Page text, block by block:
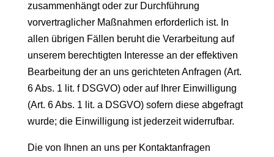
zusammenhängt oder zur Durchführung
vorvertraglicher Maßnahmen erforderlich ist. In
allen übrigen Fällen beruht die Verarbeitung auf
unserem berechtigten Interesse an der effektiven
Bearbeitung der an uns gerichteten Anfragen (Art.
6 Abs. 1 lit. f DSGVO) oder auf Ihrer Einwilligung
(Art. 6 Abs. 1 lit. a DSGVO) sofern diese abgefragt
wurde; die Einwilligung ist jederzeit widerrufbar.
Die von Ihnen an uns per Kontaktanfragen